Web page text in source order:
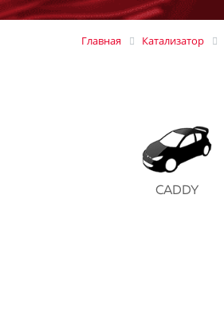
Главная Катализатор
CADDY